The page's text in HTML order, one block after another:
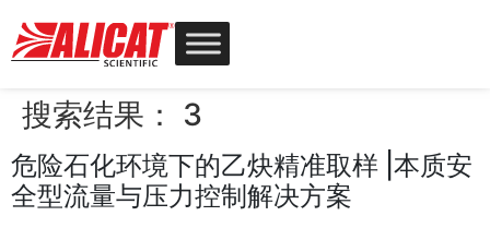
搜索结果： 3
危险石化环境下的乙炔精准取样 |本质安
全型流量与压力控制解决方案